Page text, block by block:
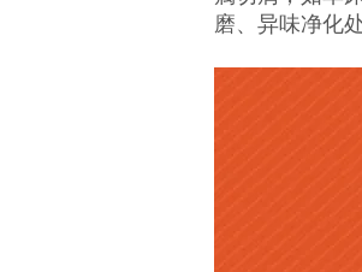
磨、异味净化